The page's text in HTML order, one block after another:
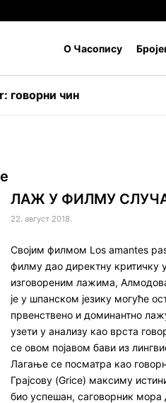
О Часопису
говорни чин
ЛАЖ У ФИЛМУ
22. август 2018.
Својим филмом Los amantes
филму дао директну критичку
изговореним лажима,
је у шпанском језику могуће
првенствено и доминантно
узети у анализу као врста
се овом појавом бави из
Лагање се посматра као
Грајсову (Grice) максиму
био успешан, саговорник